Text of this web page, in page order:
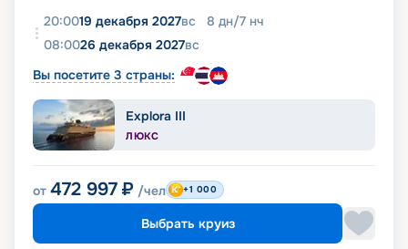
20:0019 декабря 2027вс 8 дн/7 нч
08:0026 декабря 2027вс
Вы посетите 3 страны:
Explora III
ЛЮКС
от 472 997 ₽ /чел +1 000
Выбрать круиз